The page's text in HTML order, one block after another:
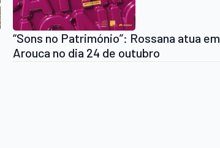
“Sons no Património”: Rossana atua em
Arouca no dia 24 de outubro